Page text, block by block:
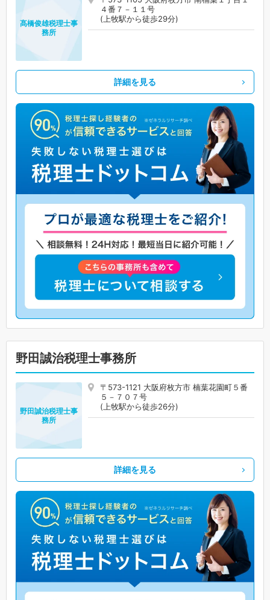
４番７－１１号
(上牧駅から徒歩29分)
髙橋俊雄税理士事
務所
詳細を見る
野田誠治税理士事務所
〒573-1121 大阪府枚方市 楠葉花園町５番
５－７０７号
(上牧駅から徒歩26分)
野田誠治税理士事
務所
詳細を見る